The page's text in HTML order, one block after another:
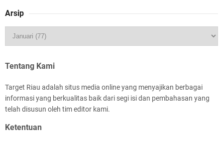
Jelang Ekspedisi Merah Putih Presisi Polda Riau
Arsip
Tentang Kami
Target Riau adalah situs media online yang menyajikan berbagai
informasi yang berkualitas baik dari segi isi dan pembahasan yang
telah disusun oleh tim editor kami.
Ketentuan